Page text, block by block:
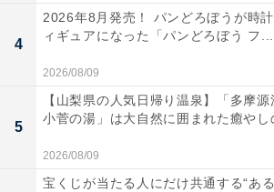
4
2026年8月発売！ パンどろぼうが時
ィギュアになった「パンどろぼう フ...
2026/08/09
5
【山梨県の人気日帰り温泉】「多摩源
小菅の湯」は大自然に囲まれた癒やし
2026/08/09
宝くじが当たる人にだけ共通する“あ